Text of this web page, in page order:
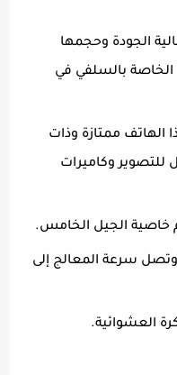
الجودة وحجمها
الخاصة بالسلفي في
الهاتف ممتازة وذات
64 ميجا بكسل للتصوير وكاميرات
خاصية الجيل الخامس.
وتصل سرعة المعالج إلى
العشوائية.